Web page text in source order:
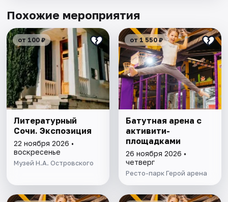
Похожие мероприятия
от 100 ₽
Литературный
Сочи. Экспозиция
22 ноября 2026 •
воскресенье
Музей Н.А. Островского
от 1 550 ₽
Батутная арена с
активити-
площадками
26 ноября 2026 •
четверг
Ресто-парк Герой арена